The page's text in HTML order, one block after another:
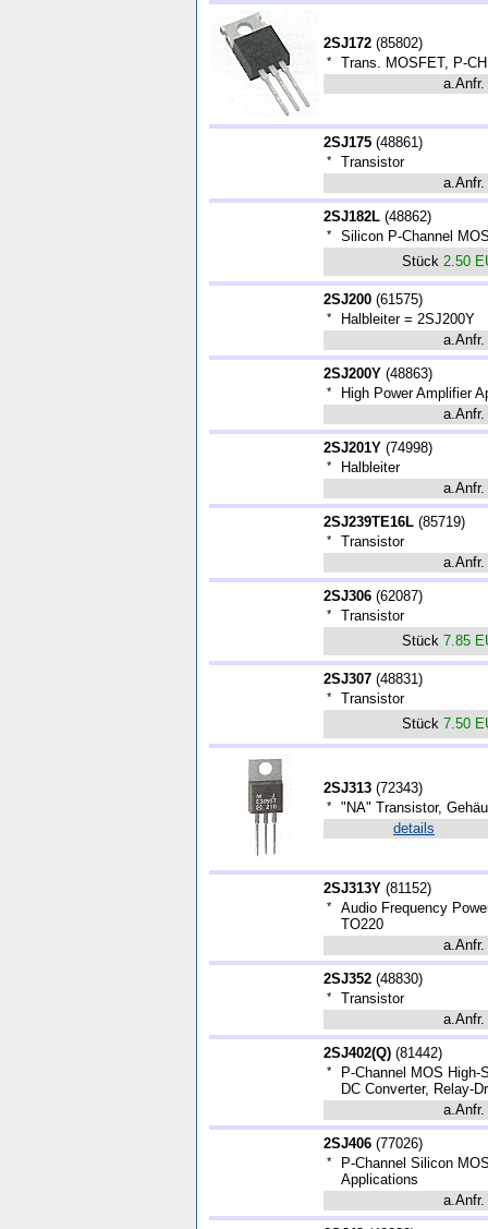
2SJ172 (85802)
*
Trans. MOSFET, P-
a.Anfr.
2SJ175 (48861)
*
Transistor
a.Anfr.
2SJ182L (48862)
*
Silicon P-Channel
Stück 2.50
2SJ200 (61575)
*
Halbleiter = 2SJ200Y
a.Anfr.
2SJ200Y (48863)
*
High Power Amplifier
a.Anfr.
2SJ201Y (74998)
*
Halbleiter
a.Anfr.
2SJ239TE16L (85719)
*
Transistor
a.Anfr.
2SJ306 (62087)
*
Transistor
Stück 7.85
2SJ307 (48831)
*
Transistor
Stück 7.50
2SJ313 (72343)
*
"NA" Transistor,
details
2SJ313Y (81152)
*
Audio Frequency
TO220
a.Anfr.
2SJ352 (48830)
*
Transistor
a.Anfr.
2SJ402(Q) (81442)
*
P-Channel MOS High-
DC Converter, Relay-
a.Anfr.
2SJ406 (77026)
*
P-Channel Silicon
Applications
a.Anfr.